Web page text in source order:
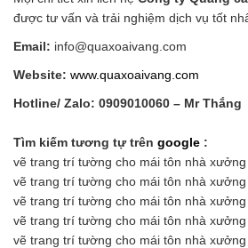
được tư vấn và trải nghiệm dịch vụ tốt
Email: info@quaxoaivang.com
Website: www.quaxoaivang.com
Hotline/ Zalo: 0909010060 – Mr Thắng
Tìm kiếm tương tự trên google :
vẽ trang trí tường cho mái tôn nhà xưởng
vẽ trang trí tường cho mái tôn nhà
vẽ trang trí tường cho mái tôn nhà
vẽ trang trí tường cho mái tôn nhà
vẽ trang trí tường cho mái tôn nhà